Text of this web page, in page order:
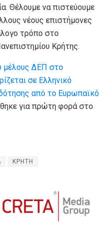
Θέλουμε να πιστεύουμε
νέους επιστήμονες
τρόπο στο
Κρήτης.
μέλους ΔΕΠ στο
σε Ελληνικό
από το Ευρωπαϊκό
για πρώτη φορά στο
ΚΡΗΤΗ